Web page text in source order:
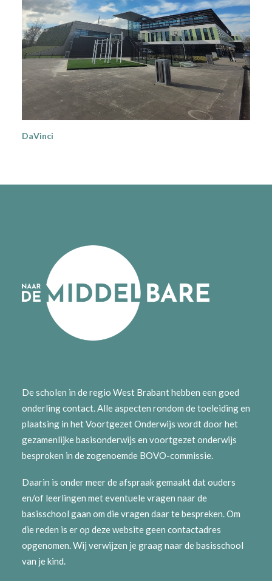
DaVinci
De scholen in de regio West Brabant hebben een goed
onderling contact. Alle aspecten rondom de toeleiding en
plaatsing in het Voortgezet Onderwijs wordt door het
gezamenlijke basisonderwijs en voortgezet onderwijs
besproken in de zogenoemde BOVO-commissie.
Daarin is onder meer de afspraak gemaakt dat ouders
en/of leerlingen met eventuele vragen naar de
basisschool gaan om die vragen daar te bespreken. Om
die reden is er op deze website geen contactadres
opgenomen. Wij verwijzen je graag naar de basisschool
van je kind.